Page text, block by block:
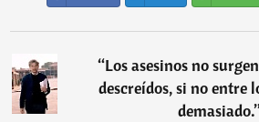
“Los asesinos no
descreídos, si no entre
demasiado.